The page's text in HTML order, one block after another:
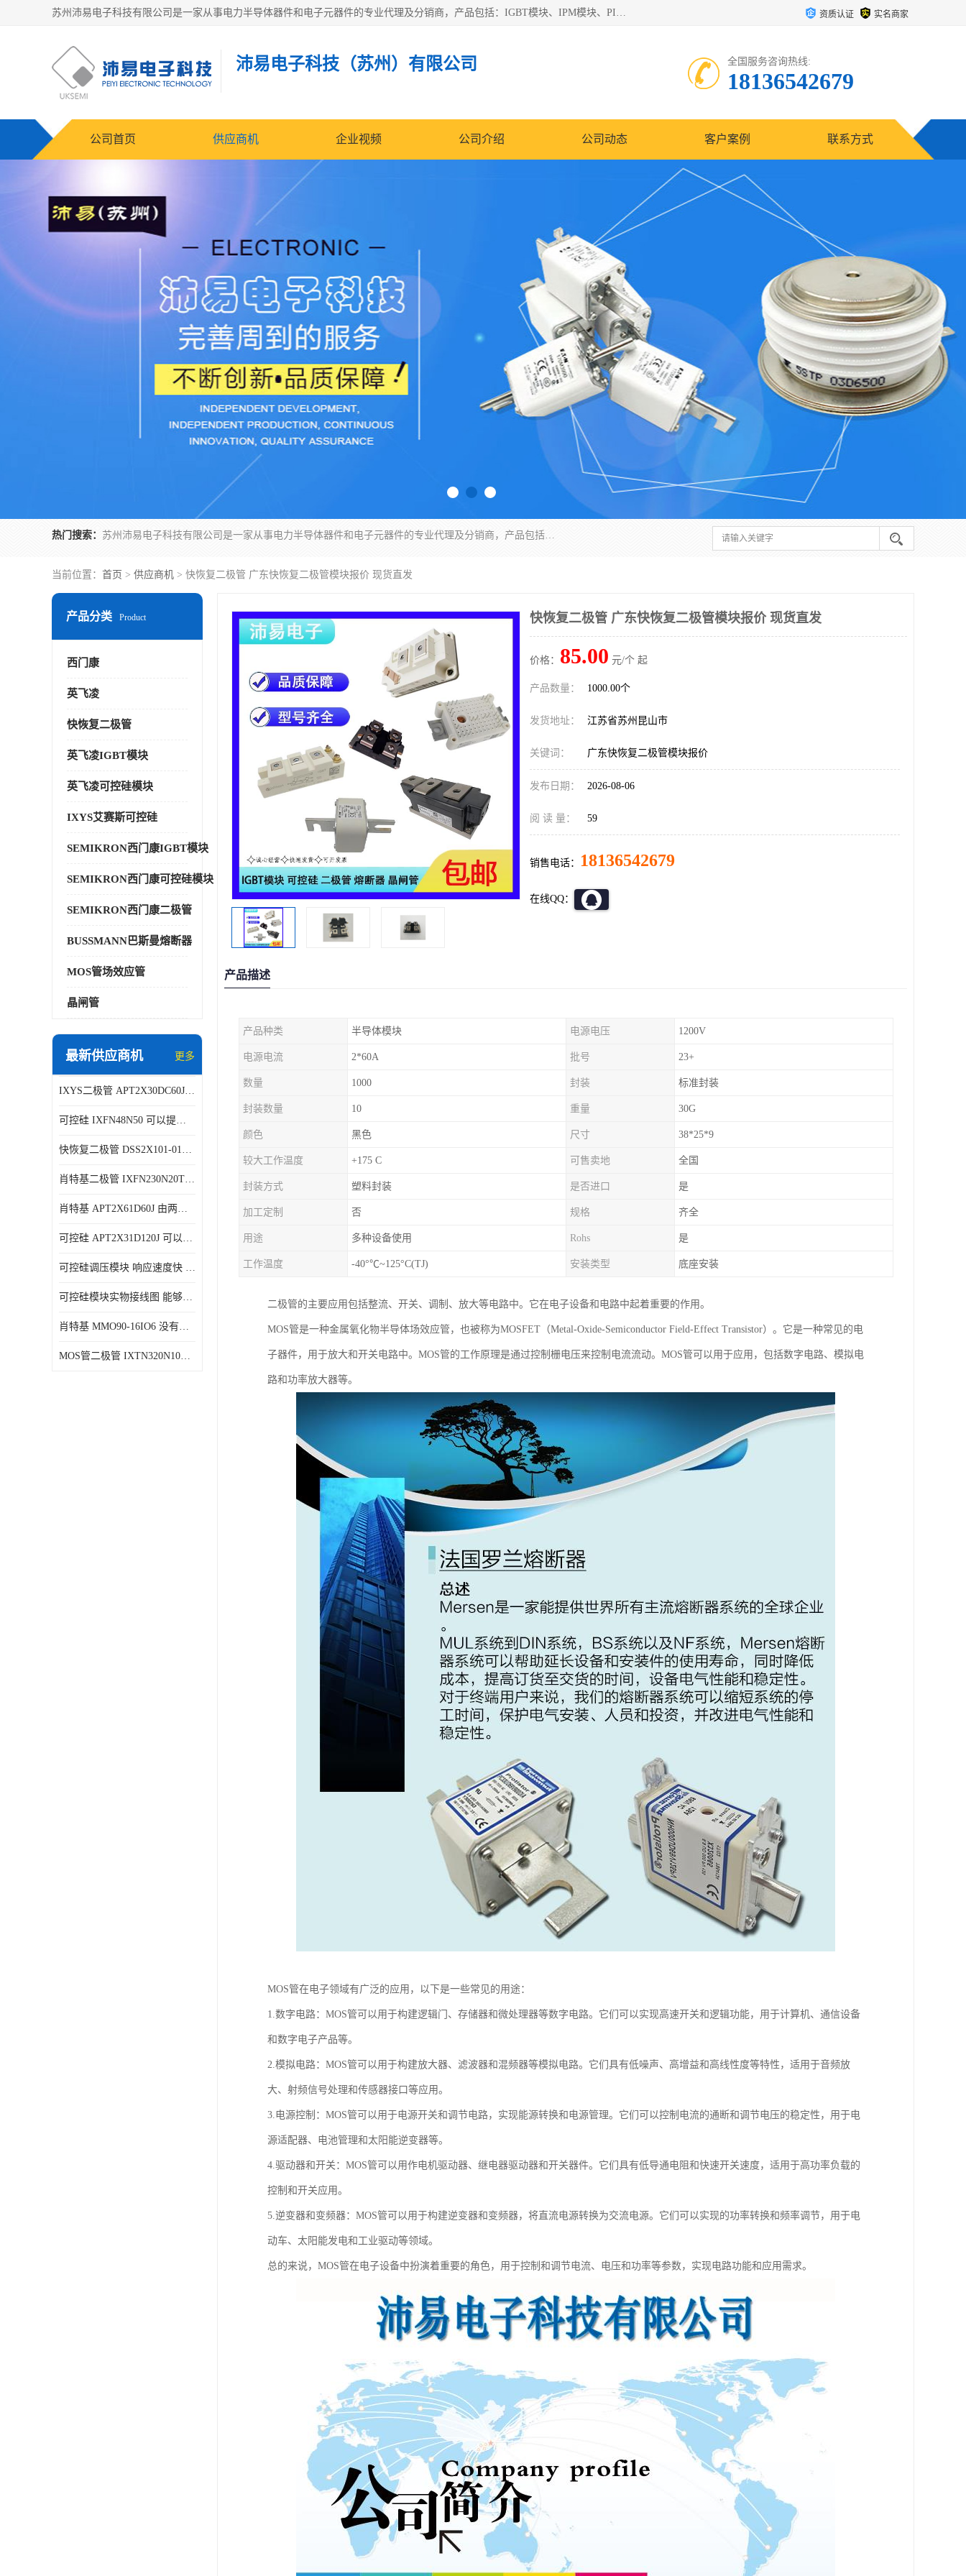
苏州沛易电子科技有限公司是一家从事电力半导体器件和电子元器件的专业代理及分销商，产品包括：IGBT模块、IPM模块、PIM模块、二极管、三极管、可控硅、整流桥、IGBT单管、IGBT电路驱动板、GTR达林顿模块、快恢复二极管、肖特基二极管、熔断器、IC集成电路、快速熔断器等。 资质认证 实名商家
沛易电子科技（苏州）有限公司 全国服务咨询热线:
18136542679
公司首页 供应商机 企业视频 公司介绍 公司动态 客户案例 联系方式
热门搜索： 苏州沛易电子科技有限公司是一家从事电力半导体器件和电子元器件的专业代理及分销商，产品包括：IGBT模块、IPM模块、PIM模块、二极管、三极管、可控硅、整流桥、IGBT单管、IGBT电路驱动板、GTR达林顿模块、快恢复二极管、肖特基二极管、熔断器、IC集成电路、快速熔断器等。
当前位置： 首页 > 供应商机 > 快恢复二极管 广东快恢复二极管模块报价 现货直发
产品分类 Product
西门康
英飞凌
快恢复二极管
英飞凌IGBT模块
英飞凌可控硅模块
IXYS艾赛斯可控硅
SEMIKRON西门康IGBT模块
SEMIKRON西门康可控硅模块
SEMIKRON西门康二极管
BUSSMANN巴斯曼熔断器
MOS管场效应管
晶闸管
最新供应商机 更多
IXYS二极管 APT2X30DC60J 结构简单
可控硅 IXFN48N50 可以提供稳定的电压输出
快恢复二极管 DSS2X101-015A 具有较高的可靠性
肖特基二极管 IXFN230N20T 可以提供稳定的电压输出
肖特基 APT2X61D60J 由两个半导体材料组成
可控硅 APT2X31D120J 可以提供稳定的电压输出
可控硅调压模块 响应速度快 可控性强
可控硅模块实物接线图 能够减少能量损耗 响应速度快
肖特基 MMO90-16IO6 没有机械移动部件
MOS管二极管 IXTN320N10T 由两个半导体材料组成
快恢复二极管 广东快恢复二极管模块报价 现货直发
价格： 85.00 元/个 起
产品数量： 1000.00个
发货地址： 江苏省苏州昆山市
关键词： 广东快恢复二极管模块报价
发布日期： 2026-08-06
阅 读 量： 59
销售电话： 18136542679
在线QQ：
产品描述
产品种类 半导体模块 电源电压 1200V
电源电流 2*60A 批号 23+
数量 1000 封装 标准封装
封装数量 10 重量 30G
颜色 黑色 尺寸 38*25*9
较大工作温度 +175 C 可售卖地 全国
封装方式 塑料封装 是否进口 是
加工定制 否 规格 齐全
用途 多种设备使用 Rohs 是
工作温度 -40°℃~125°C(TJ) 安装类型 底座安装
二极管的主要应用包括整流、开关、调制、放大等电路中。它在电子设备和电路中起着重要的作用。
MOS管是一种金属氧化物半导体场效应管，也被称为MOSFET（Metal-Oxide-Semiconductor Field-Effect Transistor）。它是一种常见的电
子器件，用于放大和开关电路中。MOS管的工作原理是通过控制栅电压来控制电流流动。MOS管可以用于应用，包括数字电路、模拟电
路和功率放大器等。
MOS管在电子领域有广泛的应用，以下是一些常见的用途：
1.数字电路：MOS管可以用于构建逻辑门、存储器和微处理器等数字电路。它们可以实现高速开关和逻辑功能，用于计算机、通信设备
和数字电子产品等。
2.模拟电路：MOS管可以用于构建放大器、滤波器和混频器等模拟电路。它们具有低噪声、高增益和高线性度等特性，适用于音频放
大、射频信号处理和传感器接口等应用。
3.电源控制：MOS管可以用于电源开关和调节电路，实现能源转换和电源管理。它们可以控制电流的通断和调节电压的稳定性，用于电
源适配器、电池管理和太阳能逆变器等。
4.驱动器和开关：MOS管可以用作电机驱动器、继电器驱动器和开关器件。它们具有低导通电阻和快速开关速度，适用于高功率负载的
控制和开关应用。
5.逆变器和变频器：MOS管可以用于构建逆变器和变频器，将直流电源转换为交流电源。它们可以实现的功率转换和频率调节，用于电
动车、太阳能发电和工业驱动等领域。
总的来说，MOS管在电子设备中扮演着重要的角色，用于控制和调节电流、电压和功率等参数，实现电路功能和应用需求。